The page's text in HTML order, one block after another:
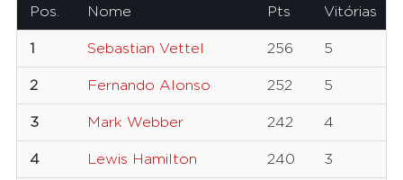
Pos. Nome Pts Vitórias
1 Sebastian Vettel 256 5
2 Fernando Alonso 252 5
3 Mark Webber 242 4
4 Lewis Hamilton 240 3